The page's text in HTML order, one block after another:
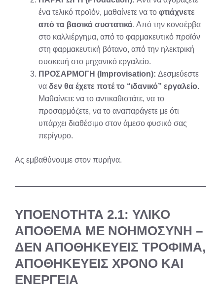
ένα τελικό προϊόν, μαθαίνετε να το φτιάχνετε
από τα βασικά συστατικά. Από την κονσέρβα
στο καλλιέργημα, από το φαρμακευτικό προϊόν
στη φαρμακευτική βότανο, από την ηλεκτρική
συσκευή στο μηχανικό εργαλείο.
ΠΡΟΣΑΡΜΟΓΗ (Improvisation): Δεσμεύεστε
να δεν θα έχετε ποτέ το “ιδανικό” εργαλείο.
Μαθαίνετε να το αντικαθιστάτε, να το
προσαρμόζετε, να το αναπαράγετε με ότι
υπάρχει διαθέσιμο στον άμεσο φυσικό σας
περίγυρο.
Ας εμβαθύνουμε στον πυρήνα.
ΥΠΟΕΝΟΤΗΤΑ 2.1: ΥΛΙΚΟ
ΑΠΟΘΕΜΑ ΜΕ ΝΟΗΜΟΣΥΝΗ –
ΔΕΝ ΑΠΟΘΗΚΕΥΕΙΣ ΤΡΟΦΙΜΑ,
ΑΠΟΘΗΚΕΥΕΙΣ ΧΡΟΝΟ ΚΑΙ
ΕΝΕΡΓΕΙΑ